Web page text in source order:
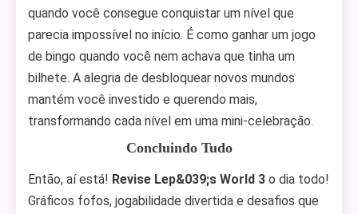
quando você consegue conquistar um nível que
parecia impossível no início. É como ganhar um jogo
de bingo quando você nem achava que tinha um
bilhete. A alegria de desbloquear novos mundos
mantém você investido e querendo mais,
transformando cada nível em uma mini-celebração.
Concluindo Tudo
Então, aí está! Revise Lep&039;s World 3 o dia todo!
Gráficos fofos, jogabilidade divertida e desafios que